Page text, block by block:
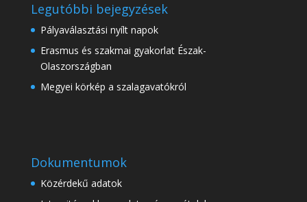
Legutóbbi bejegyzések
Pályaválasztási nyílt napok
Erasmus és szakmai gyakorlat Észak-
Olaszországban
Megyei körkép a szalagavatókról
Dokumentumok
Közérdekű adatok